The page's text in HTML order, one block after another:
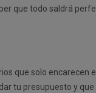
que todo saldrá
que solo encarecen
tu presupuesto y